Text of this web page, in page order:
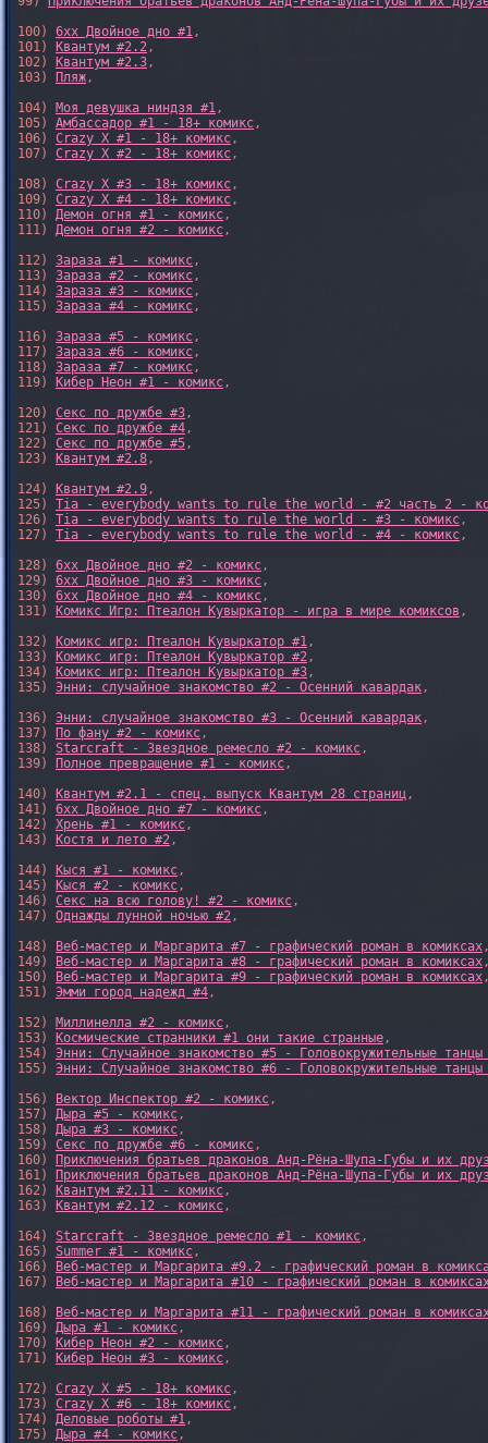
100) 6xx Двойное дно #1,
101)
Квантум #2.2,
102)
Квантум #2.3,
103)
Пляж,
104) Моя девушка ниндзя #1,
105) Амбассадор #1 - 18+ комикс,
106) Crazy X #1 - 18+ комикс,
107) Crazy X #2 - 18+ комикс,
108) Crazy X #3 - 18+ комикс,
109) Crazy X #4 - 18+ комикс,
110) Демон огня #1 - комикс,
111) Демон огня #2 - комикс,
112) Зараза #1 - комикс,
113) Зараза #2 - комикс,
114) Зараза #3 - комикс,
115) Зараза #4 - комикс,
116) Зараза #5 - комикс,
117) Зараза #6 - комикс,
118) Зараза #7 - комикс,
119)
Кибер Неон #1 - комикс,
120) Секс по дружбе #3,
121) Секс по дружбе #4,
122) Секс по дружбе #5,
123)
Квантум #2.8,
124)
Квантум #2.9,
125) Tia - everybody wants to rule the world - #2 часть 2 -
126) Tia - everybody wants to rule the world - #3 - комикс,
127) Tia - everybody wants to rule the world - #4 - комикс,
128) 6xx Двойное дно #2 - комикс,
129) 6xx Двойное дно #3 - комикс,
130) 6xx Двойное дно #4 - комикс,
131)
Комикс Игр: Птеалон Кувыркатор - игра в мире комиксов ,
132)
Комикс игр: Птеалон Кувыркатор #1,
133)
Комикс игр: Птеалон Кувыркатор #2,
134)
Комикс игр: Птеалон Кувыркатор #3,
135) Энни: случайное знакомство #2 - Осенний кавардак,
136) Энни: случайное знакомство #3 - Осенний кавардак,
137)
По фану #2 - комикс,
138) Starcraft - Звездное ремесло #2 - комикс,
139)
Полное превращение #1 - комикс,
140)
Квантум #2.1 - спец. выпуск Квантум 28 страниц,
141) 6xx Двойное дно #7 - комикс,
142) Хрень #1 - комикс,
143)
Костя и лето #2,
144)
Кыся #1 - комикс,
145)
Кыся #2 - комикс,
146) Секс на всю голову! #2 - комикс,
147) Однажды лунной ночью #2,
148)
Веб-мастер и Маргарита #7 - графический роман в комиксах
149)
Веб-мастер и Маргарита #8 - графический роман в комиксах
150)
Веб-мастер и Маргарита #9 - графический роман в комиксах
151) Эмми город надежд #4,
152) Миллинелла #2 - комикс,
153)
Космические странники #1 они такие странные,
154) Энни: Случайное знакомство #5 - Головокружительные
155) Энни: Случайное знакомство #6 - Головокружительные
156)
Вектор Инспектор #2 - комикс,
157) Дыра #5 - комикс,
158) Дыра #3 - комикс,
159) Секс по дружбе #6 - комикс,
160)
Приключения братьев драконов Анд-Рёна-Шупа-Губы и их
161)
Приключения братьев драконов Анд-Рёна-Шупа-Губы и их
162)
Квантум #2.11 - комикс,
163)
Квантум #2.12 - комикс,
164) Starcraft - Звездное ремесло #1 - комикс,
165) Summer #1 - комикс,
166)
Веб-мастер и Маргарита #9.2 - графический роман в
167)
Веб-мастер и Маргарита #10 - графический роман в
168)
Веб-мастер и Маргарита #11 - графический роман в
169) Дыра #1 - комикс,
170)
Кибер Неон #2 - комикс,
171)
Кибер Неон #3 - комикс,
172) Crazy X #5 - 18+ комикс,
173) Crazy X #6 - 18+ комикс,
174) Деловые роботы #1,
175) Дыра #4 - комикс,